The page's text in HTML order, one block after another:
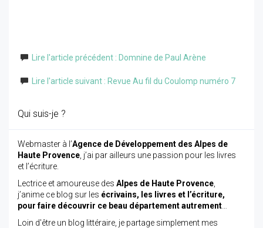
Lire l'article précédent : Domnine de Paul Arène
Lire l'article suivant : Revue Au fil du Coulomp numéro 7
Qui suis-je ?
Webmaster à l’Agence de Développement des Alpes de
Haute Provence , j’ai par ailleurs une passion pour les livres
et l’écriture.
Lectrice et amoureuse des Alpes de Haute Provence
j’anime ce blog sur les écrivains, les livres et l’écriture,
pour faire découvrir ce beau département autrement
Loin d'être un blog littéraire, je partage simplement mes